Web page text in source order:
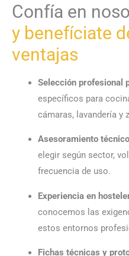
Confía en
y benefíciate
ventajas
Selección profesional
específicos para
cámaras, lavandería y
Asesoramiento
elegir según sector,
frecuencia de uso.
Experiencia en
conocemos las
estos entornos
Fichas técnicas y